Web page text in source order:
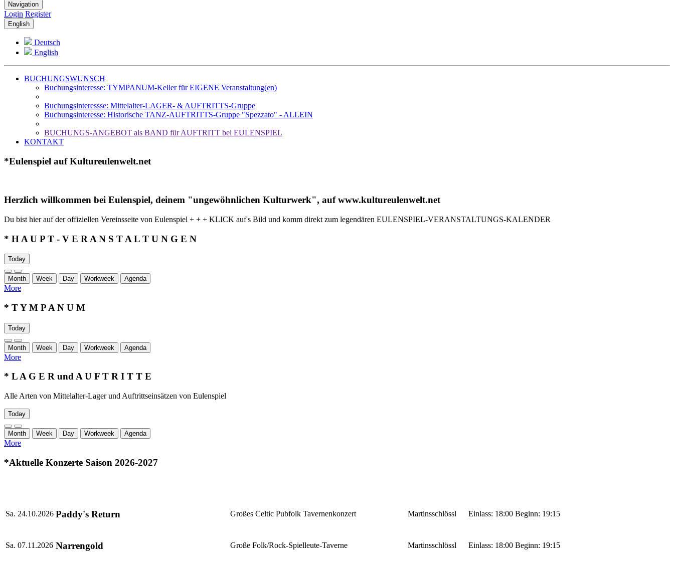
Navigation
Login Register
English
Deutsch
English
BUCHUNGSWUNSCH
Buchungsinteresse: TYMPANUM-Keller für EIGENE Veranstaltung(en)
Buchungsinteressse: Mittelalter-LAGER- & AUFTRITTS-Gruppe
Buchungsinteresse: Historische TANZ-AUFTRITTS-Gruppe "Spezzato" - ALLEIN
BUCHUNGS-ANGEBOT als BAND für AUFTRITT bei EULENSPIEL
KONTAKT
*Eulenspiel auf Kultureulenwelt.net
Herzlich willkommen bei Eulenspiel, deinem "ungewöhnlichen Kulturwerk", auf www.kultureulenwelt.net
Du bist hier auf der offiziellen Vereinsseite von Eulenspiel + + + KLICK auf's Bild und komm direkt zum legendären EULENSPIEL-VERANSTALTUNGS-KALENDER
* H A U P T - V E R A N S T A L T U N G E N
Today
Month Week Day Workweek Agenda
More
* T Y M P A N U M
Today
Month Week Day Workweek Agenda
More
* L A G E R und A U F T R I T T E
Alle Arten von Mittelalter-Lager und Auftrittseinsätzen von Eulenspiel
Today
Month Week Day Workweek Agenda
More
*Aktuelle Konzerte Saison 2026-2027
Sa. 24.10.2026 Paddy's Return Großes Celtic Pubfolk Tavernenkonzert Martinsschlössl Einlass: 18:00 Beginn: 19:15
Sa. 07.11.2026 Narrengold Große Folk/Rock-Spielleute-Taverne Martinsschlössl Einlass: 18:00 Beginn: 19:15